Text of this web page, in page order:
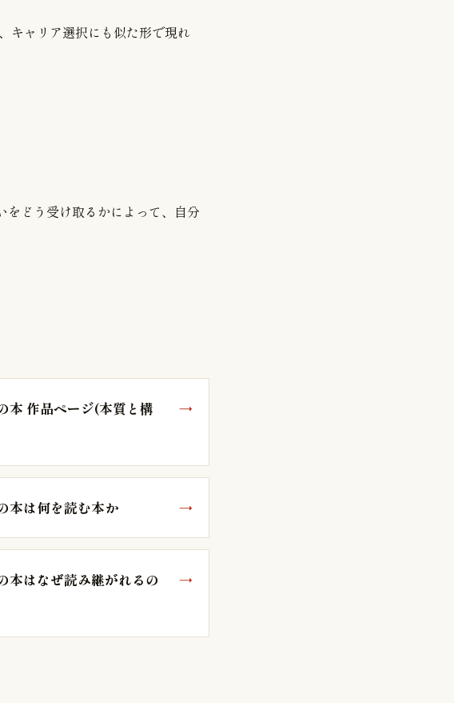
キャリア選択にも似た形で現れ
をどう受け取るかによって、自分
本 作品ページ(本質と構
本は何を読む本か
本はなぜ読み継がれるの